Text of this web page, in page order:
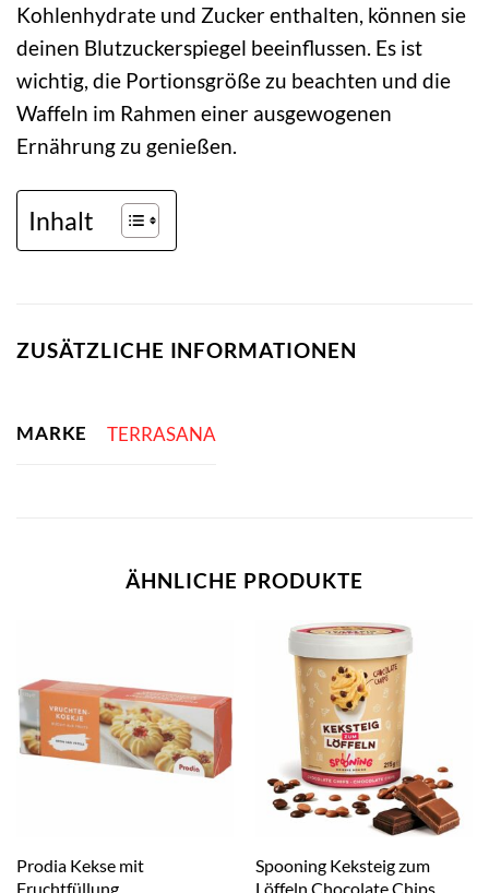
Kohlenhydrate und Zucker enthalten, können sie
deinen Blutzuckerspiegel beeinflussen. Es ist
wichtig, die Portionsgröße zu beachten und die
Waffeln im Rahmen einer ausgewogenen
Ernährung zu genießen.
Inhalt
ZUSÄTZLICHE INFORMATIONEN
MARKE TERRASANA
ÄHNLICHE PRODUKTE
Prodia Kekse mit
Fruchtfüllung
Spooning Keksteig zum
Löffeln Chocolate Chips